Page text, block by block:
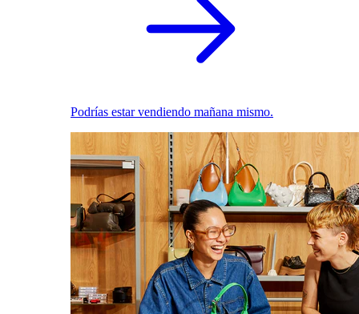
Podrías estar vendiendo mañana mismo.